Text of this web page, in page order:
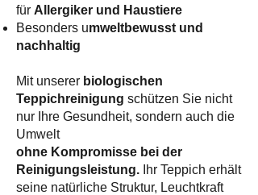
für Allergiker und Haustiere
Besonders umweltbewusst und
nachhaltig
Mit unserer biologischen
Teppichreinigung schützen Sie nicht
nur Ihre Gesundheit, sondern auch die
Umwelt
ohne Kompromisse bei der
Reinigungsleistung. Ihr Teppich erhält
seine natürliche Struktur, Leuchtkraft